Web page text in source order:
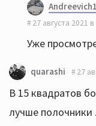
27 августа 2021
Уже
quarashi 27
В 15 квадратов
лучше полочники .